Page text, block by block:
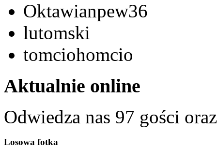
Oktawianpew36
lutomski
tomciohomcio
Aktualnie online
Odwiedza nas 97 gości
Losowa fotka